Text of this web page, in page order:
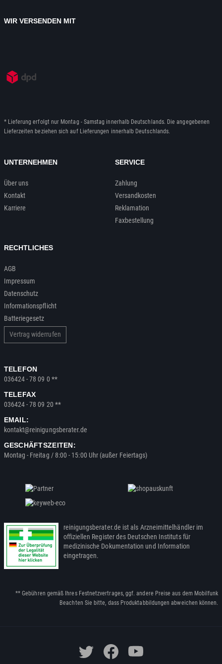
WIR VERSENDEN MIT
* Lieferung erfolgt nur Montag - Samstag innerhalb Deutschlands. Die angegebenen
Lieferzeiten beziehen sich auf Lieferungen innerhalb Deutschlands.
UNTERNEHMEN
Über uns
Kontakt
Karriere
SERVICE
Zahlung
Versandkosten
Reklamation
Faxbestellung
RECHTLICHES
AGB
Impressum
Datenschutz
Informationspflicht
Batteriegesetz
Vertrag widerrufen
TELEFON
036424 - 78 09 0 **
TELEFAX
036424 - 78 09 20 **
EMAIL:
kontakt@reinigungsberater.de
GESCHÄFTSZEITEN:
Montag - Freitag / 8:00 - 15:00 Uhr (außer Feiertags)
reinigungsberater.de ist als Arzneimittelhändler im
offiziellen Register des Deutschen Instituts für
medizinische Dokumentation und Information
eingetragen.
** Gebühren gemäß Ihres Festnetzvertrages, ggf. andere Preise aus dem Mobilfunk
Beachten Sie bitte, dass Produktabbildungen abweichen können.